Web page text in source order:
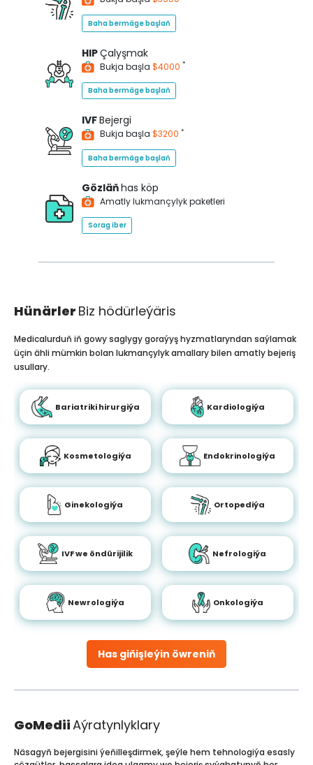
Baha bermäge başlaň
HIPÇalyşmak
Bukja başla $4000 *
Baha bermäge başlaň
IVFBejergi
Bukja başla $3200 *
Baha bermäge başlaň
Gözläňhas köp
Amatly lukmançylyk paketleri
Sorag iber
Hünärler Biz hödürleýäris
Has giňişleýin öwreniň
Medicalurduň iň gowy saglygy goraýyş hyzmatlaryndan saýlamak
üçin ähli mümkin bolan lukmançylyk amallary bilen amatly bejeriş
usullary.
Bariatriki hirurgiýa Kardiologiýa
Kosmetologiýa Endokrinologiýa
Ginekologiýa Ortopediýa
IVF we öndürijilik Nefrologiýa
Newrologiýa Onkologiýa
GoMediiAýratynlyklary
Näsagyň bejergisini ýeňilleşdirmek, şeýle hem tehnologiýa esasly